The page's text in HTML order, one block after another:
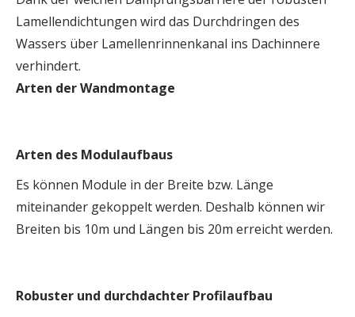
Lamellendichtungen wird das Durchdringen des
Wassers über Lamellenrinnenkanal ins Dachinnere
verhindert.
Arten der Wandmontage
Arten des Modulaufbaus
Es können Module in der Breite bzw. Länge
miteinander gekoppelt werden. Deshalb können wir
Breiten bis 10m und Längen bis 20m erreicht werden.
Robuster und durchdachter Profilaufbau